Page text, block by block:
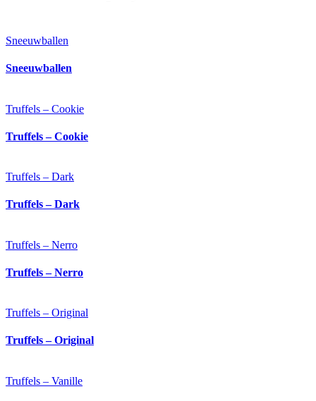
Sneeuwballen
Sneeuwballen
Truffels – Cookie
Truffels – Cookie
Truffels – Dark
Truffels – Dark
Truffels – Nerro
Truffels – Nerro
Truffels – Original
Truffels – Original
Truffels – Vanille